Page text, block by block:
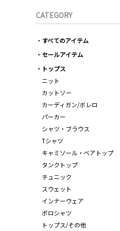
CATEGORY
すべてのアイテム
セールアイテム
トップス
ニット
カットソー
カーディガン/ボレロ
パーカー
シャツ・ブラウス
Tシャツ
キャミソール・ベアトップ
タンクトップ
チュニック
スウェット
インナーウェア
ポロシャツ
トップス/その他